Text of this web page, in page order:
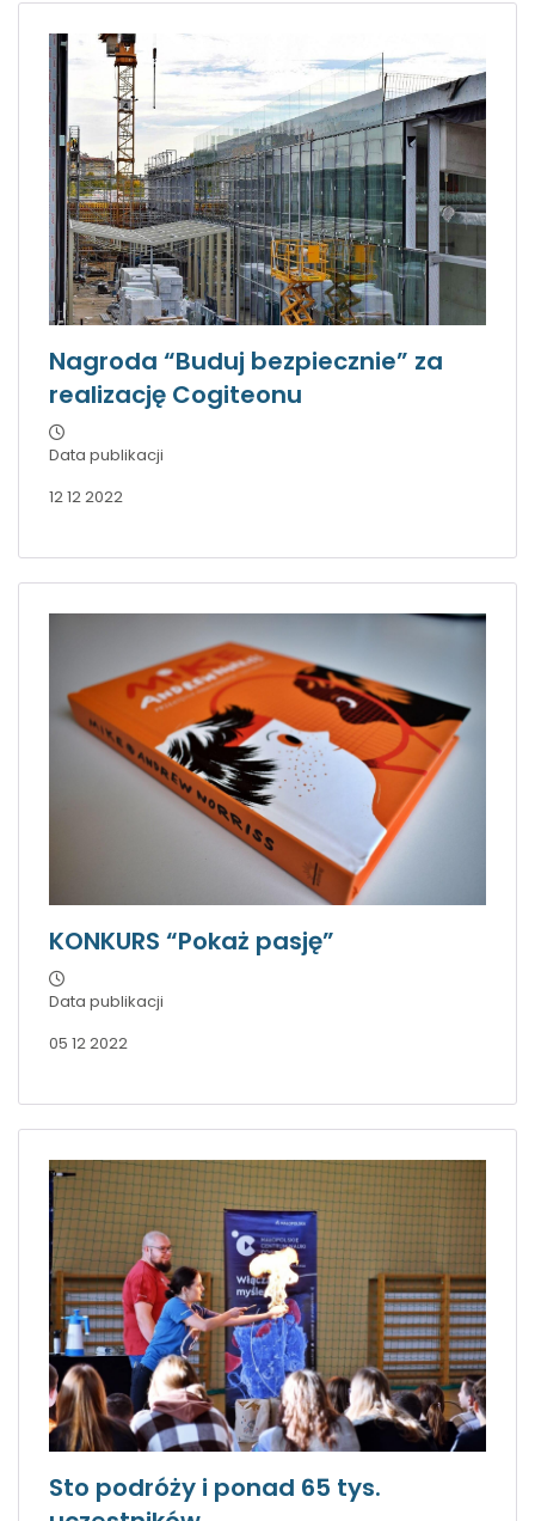
Nagroda “Buduj bezpiecznie” za
realizację Cogiteonu
Data publikacji
12 12 2022
KONKURS “Pokaż pasję”
Data publikacji
05 12 2022
Sto podróży i ponad 65 tys.